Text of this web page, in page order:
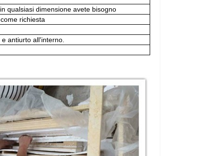
qualsiasi dimensione avete bisogno
richiesta
antiurto all'interno.